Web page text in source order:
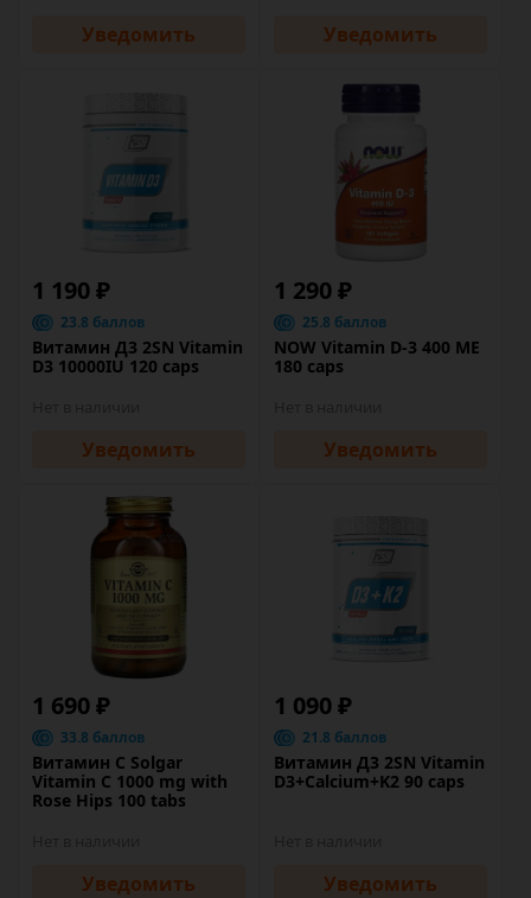
Уведомить Уведомить
1 190 ₽
23.8 баллов
Витамин Д3 2SN Vitamin
D3 10000IU 120 caps
Уведомить
1 290 ₽
25.8 баллов
NOW Vitamin D-3 400 ME
180 caps
Уведомить
1 690 ₽
33.8 баллов
Витамин C Solgar
Vitamin C 1000 mg with
Rose Hips 100 tabs
Уведомить
1 090 ₽
21.8 баллов
Витамин Д3 2SN Vitamin
D3+Calcium+K2 90 caps
Уведомить